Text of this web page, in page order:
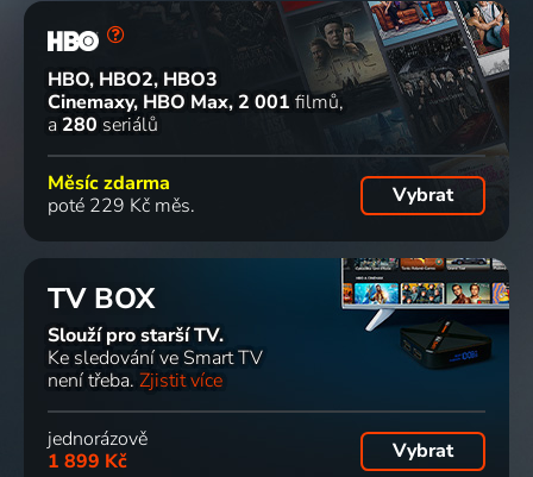
HBO, HBO2, HBO3
Cinemaxy, HBO Max 2 001 filmů
a 280 seriálů
Měsíc zdarma
poté 229 Kč měs.
Vybrat
TV BOX
Slouží pro starší TV.
Ke sledování ve Smart TV
není třeba. Zjistit více
jednorázově
1 899 Kč
Vybrat